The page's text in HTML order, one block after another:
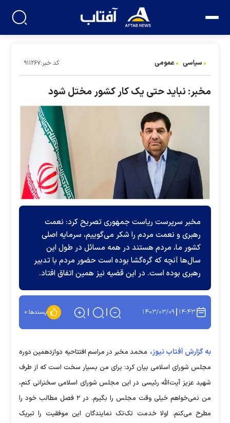
سیاسی عمومی کد خبر:۹۱۱۲۶۷
مخبر: نباید حتی یک کار کشور مختل شود
مخبر سرپرست ریاست جمهوری تصریح کرد: نعمت
رهبری و نعمت مردم را شکر می‌گوییم، سرمایه اصلی
کشور ما، مردم هستند در همه مسائل در طول این
سال‌ها آنچه که گره‌گشا بوده است حضور مردم با تدبیر
رهبری بوده است. در این قضیه نیز همین اتفاق افتاد.
۱۴:۴۳ ۱۴۰۳/۰۳/۰۹ پسندها:۰
به گزارش آفتاب نیوز، محمد مخبر در مراسم افتتاحیه دوازدهمین دوره
مجلس شورای اسلامی بیان کرد: برای من بسیار سخت است که از طرف
شهید عزیز آیت‌الله رئیسی در این مجلس شورای اسلامی سخنرانی کنم،
من نمی‌خواهم خیلی وقت مجلس را بگیرم. در ۲ فصل مطالب خود را
مطرح می‌کنم. اولا خدمت تک‌تک نمایندگان این موفقیت را تبریک